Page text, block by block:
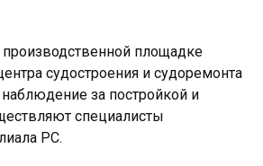
производственной площадке
судостроения и судоремонта
за постройкой и
специалисты
РС.